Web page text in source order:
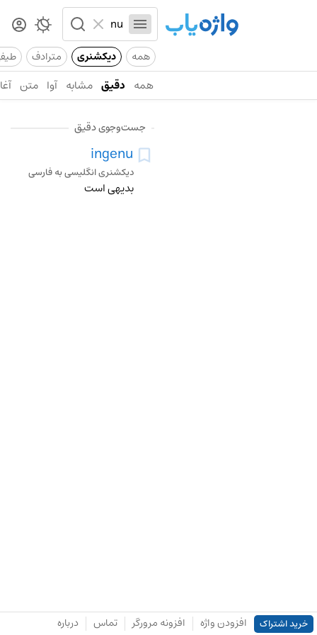
همه دیکشنری مترادف
همه دقیق مشابه آوا متن
جست‌وجوی دقیق
ingenu
دیکشنری انگلیسی به فارسی
بدیهی است
خرید اشتراک افزودن واژه افزونه مرورگر تماس درباره